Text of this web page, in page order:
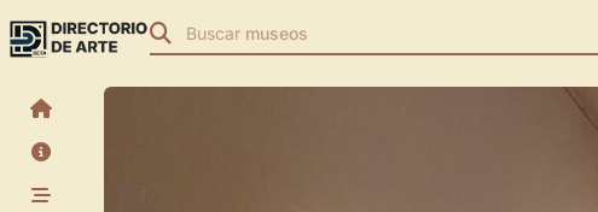
Buscar museos